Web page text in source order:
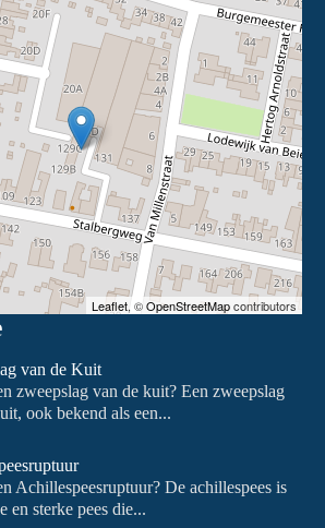
Leaflet, ©OpenStreetMapcontributors
van de Kuit
zweepslag van de kuit? Een zweepslag
ook bekend als een...
Achillespeesruptuur? De achillespees is
en sterke pees die...